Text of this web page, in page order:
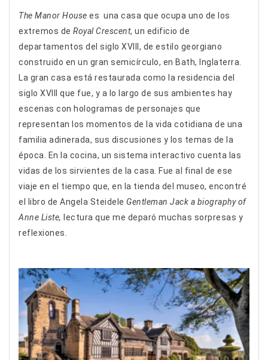
The Manor House es una casa que ocupa uno de los
extremos de Royal Crescent, un edificio de
departamentos del siglo XVIII, de estilo georgiano
construido en un gran semicírculo, en Bath, Inglaterra.
La gran casa está restaurada como la residencia del
siglo XVIII que fue, y a lo largo de sus ambientes hay
escenas con hologramas de personajes que
representan los momentos de la vida cotidiana de una
familia adinerada, sus discusiones y los temas de la
época. En la cocina, un sistema interactivo cuenta las
vidas de los sirvientes de la casa. Fue al final de ese
viaje en el tiempo que, en la tienda del museo, encontré
el libro de Angela Steidele Gentleman Jack a biography of
Anne Liste, lectura que me deparó muchas sorpresas y
reflexiones.